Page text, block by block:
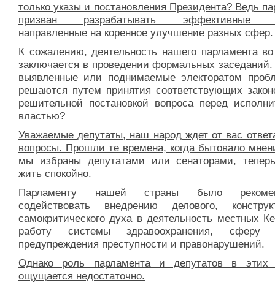
только указы и постановления Президента? Ведь
призван разрабатывать эффективные
направленные на коренное улучшение разных сфер.
К сожалению, деятельность нашего парламента
заключается в проведении формальных
выявленные или поднимаемые электоратом
решаются путем принятия соответствующих
решительной постановкой вопроса перед
властью?
Уважаемые депутаты, наш народ ждет от вас
вопросы. Прошли те времена, когда бытовало
мы избраны депутатами или сенаторами,
жить спокойно.
Парламенту нашей страны было
содействовать внедрению делового,
самокритического духа в деятельность местных
работу системы здравоохранения, сферу
предупреждения преступности и правонарушений.
Однако роль парламента и депутатов в этих
ощущается недостаточно.